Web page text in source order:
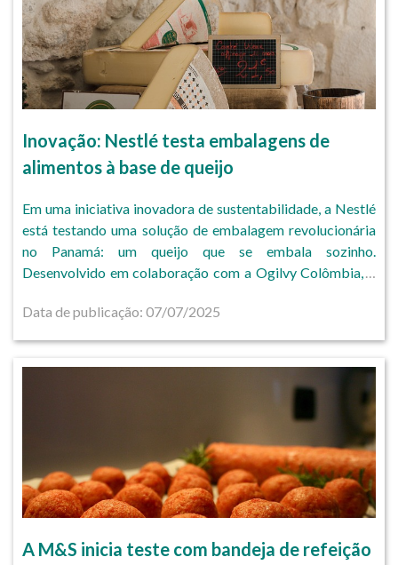
Inovação: Nestlé testa embalagens de
alimentos à base de queijo
Em uma iniciativa inovadora de sustentabilidade, a Nestlé
está testando uma solução de embalagem revolucionária
no Panamá: um queijo que se embala sozinho.
Desenvolvido em colaboração com a Ogilvy Colômbia, o
Data de publicação: 07/07/2025
A M&S inicia teste com bandeja de refeição